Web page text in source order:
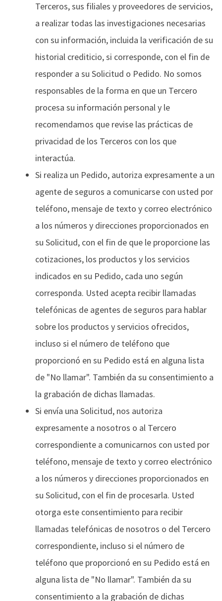
Terceros, sus filiales y proveedores de servicios,
a realizar todas las investigaciones necesarias
con su información, incluida la verificación de su
historial crediticio, si corresponde, con el fin de
responder a su Solicitud o Pedido. No somos
responsables de la forma en que un Tercero
procesa su información personal y le
recomendamos que revise las prácticas de
privacidad de los Terceros con los que
interactúa.
Si realiza un Pedido, autoriza expresamente a un
agente de seguros a comunicarse con usted por
teléfono, mensaje de texto y correo electrónico
a los números y direcciones proporcionados en
su Solicitud, con el fin de que le proporcione las
cotizaciones, los productos y los servicios
indicados en su Pedido, cada uno según
corresponda. Usted acepta recibir llamadas
telefónicas de agentes de seguros para hablar
sobre los productos y servicios ofrecidos,
incluso si el número de teléfono que
proporcionó en su Pedido está en alguna lista
de "No llamar". También da su consentimiento a
la grabación de dichas llamadas.
Si envía una Solicitud, nos autoriza
expresamente a nosotros o al Tercero
correspondiente a comunicarnos con usted por
teléfono, mensaje de texto y correo electrónico
a los números y direcciones proporcionados en
su Solicitud, con el fin de procesarla. Usted
otorga este consentimiento para recibir
llamadas telefónicas de nosotros o del Tercero
correspondiente, incluso si el número de
teléfono que proporcionó en su Pedido está en
alguna lista de "No llamar". También da su
consentimiento a la grabación de dichas